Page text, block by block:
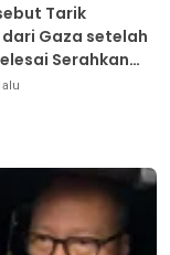
Tarik
dari Gaza setelah
Serahkan